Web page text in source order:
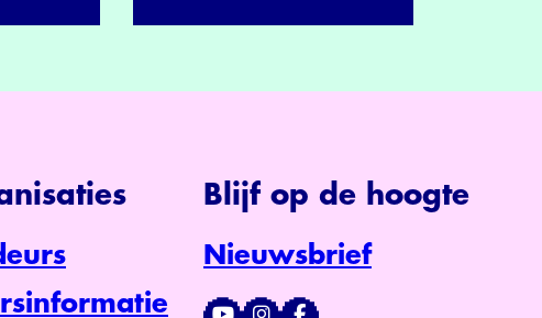
Blijf op de hoogte
Nieuwsbrief